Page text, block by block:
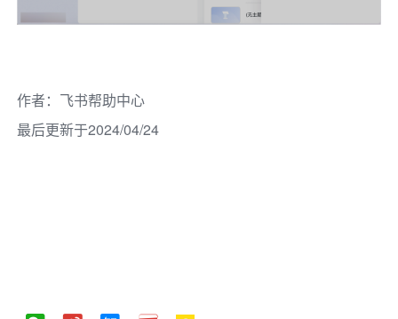
作者： 飞书帮助中心
最后更新于2024/04/24